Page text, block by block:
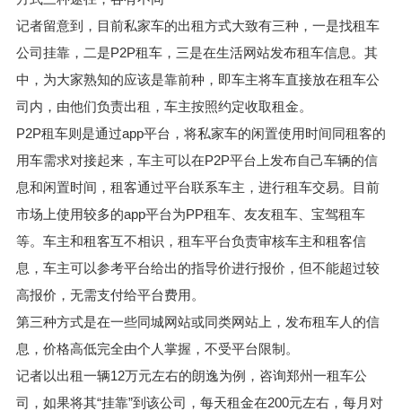
记者留意到，目前私家车的出租方式大致有三种，一是找租车
公司挂靠，二是P2P租车，三是在生活网站发布租车信息。其
中，为大家熟知的应该是靠前种，即车主将车直接放在租车公
司内，由他们负责出租，车主按照约定收取租金。
P2P租车则是通过app平台，将私家车的闲置使用时间同租客的
用车需求对接起来，车主可以在P2P平台上发布自己车辆的信
息和闲置时间，租客通过平台联系车主，进行租车交易。目前
市场上使用较多的app平台为PP租车、友友租车、宝驾租车
等。车主和租客互不相识，租车平台负责审核车主和租客信
息，车主可以参考平台给出的指导价进行报价，但不能超过较
高报价，无需支付给平台费用。
第三种方式是在一些同城网站或同类网站上，发布租车人的信
息，价格高低完全由个人掌握，不受平台限制。
记者以出租一辆12万元左右的朗逸为例，咨询郑州一租车公
司，如果将其“挂靠”到该公司，每天租金在200元左右，每月对